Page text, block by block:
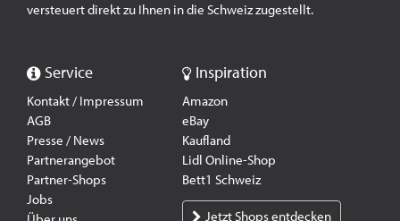
versteuert direkt zu Ihnen in die Schweiz zugestellt.
Service
Kontakt / Impressum
AGB
Presse / News
Partnerangebot
Partner-Shops
Jobs
Inspiration
Amazon
eBay
Kaufland
Lidl Online-Shop
Bett1 Schweiz
Jetzt Shops entdecken